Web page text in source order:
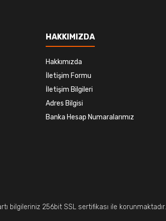
HAKKIMIZDA
Hakkımızda
İletişim Formu
İletişim Bilgileri
Adres Bilgisi
Banka Hesap Numaralarımız
bilgileriniz 256bit SSL sertifikası ile korunmaktadır.